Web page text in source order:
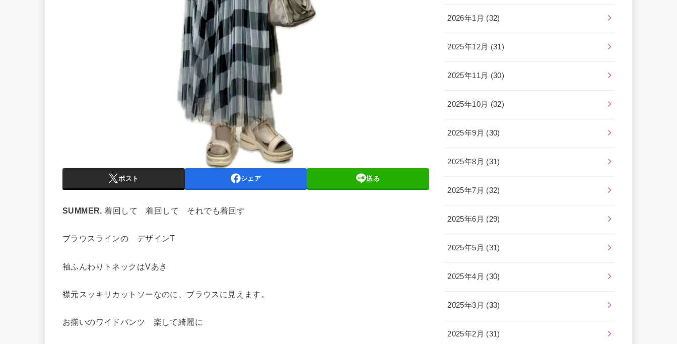
ポスト シェア 送る
SUMMER. 着回して 着回して それでも着回す
ブラウスラインの デザインT
袖ふんわりトネックはVあき
襟元スッキリカットソーなのに、ブラウスに見えます。
お揃いのワイドバンツ 楽して綺麗に
2026年1月 (32)
2025年12月 (31)
2025年11月 (30)
2025年10月 (32)
2025年9月 (30)
2025年8月 (31)
2025年7月 (32)
2025年6月 (29)
2025年5月 (31)
2025年4月 (30)
2025年3月 (33)
2025年2月 (31)